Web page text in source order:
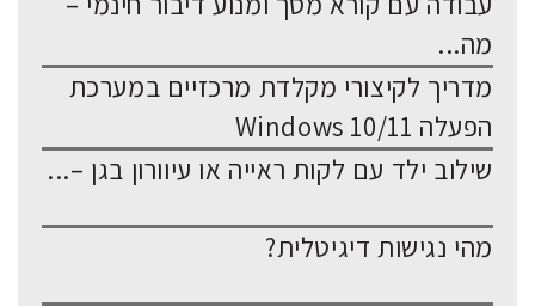
מה...
מדריך לקיצורי מקלדת מרכזיים במערכת
הפעלה Windows 10/11
שילוב ילד עם לקות ראייה או עיוורון בגן –...
מהי נגישות דיגיטלית?